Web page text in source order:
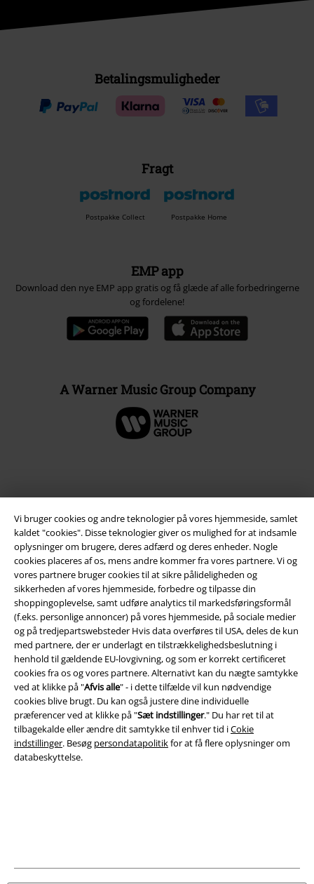
Vi bruger cookies og andre teknologier på vores hjemmeside, samlet
kaldet "cookies". Disse teknologier giver os mulighed for at indsamle
oplysninger om brugere, deres adfærd og deres enheder. Nogle
cookies placeres af os, mens andre kommer fra vores partnere. Vi og
vores partnere bruger cookies til at sikre pålideligheden og
sikkerheden af ​​vores hjemmeside, forbedre og tilpasse din
shoppingoplevelse, samt udføre analytics til markedsføringsformål
(f.eks. personlige annoncer) på vores hjemmeside, på sociale medier
og på tredjepartswebsteder Hvis data overføres til USA, deles de kun
med partnere, der er underlagt en tilstrækkelighedsbeslutning i
henhold til gældende EU-lovgivning, og som er korrekt certificeret
cookies fra os og vores partnere. Alternativt kan du nægte samtykke
ved at klikke på "Afvis alle" - i dette tilfælde vil kun nødvendige
cookies blive brugt. Du kan også justere dine individuelle
præferencer ved at klikke på "Sæt indstillinger." Du har ret til at
tilbagekalde eller ændre dit samtykke til enhver tid iCokie
indstillinger. Besøg persondatapolitikfor at få flere oplysninger om
databeskyttelse.
Betalingsmuligheder
Fragt
Postpakke Collect Postpakke Home
EMP app
Download den nye EMP app gratis og få glæde af alle forbedringerne
og fordelene!
A Warner Music Group Company
Juridisk
Salgs-, medlems- & leveringsbetingelser
Om EMP Danmark
Persondatapolitik
Bortskaffelse af affald og miljøbeskyttelse
Overensstemmelseserklæring
Alle priser er inkl. moms. Oplyst leveringstid er et estimat og ikke